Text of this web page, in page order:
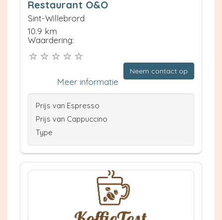
Restaurant O&O
Sint-Willebrord
10.9 km
Waardering:
Neem contact op
Meer informatie
Prijs van Espresso
Prijs van Cappuccino
Type